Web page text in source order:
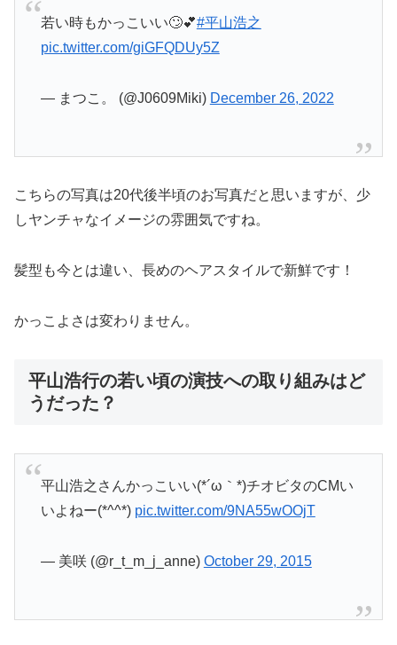
若い時もかっこいい🙄💕#平山浩之
pic.twitter.com/giGFQDUy5Z
— まつこ。 (@J0609Miki) December 26, 2022
こちらの写真は20代後半頃のお写真だと思いますが、少
しヤンチャなイメージの雰囲気ですね。
髪型も今とは違い、長めのヘアスタイルで新鮮です！
かっこよさは変わりません。
平山浩行の若い頃の演技への取り組みはど
うだった？
平山浩之さんかっこいい(*´ω｀*)チオビタのCMい
いよねー(*^^*) pic.twitter.com/9NA55wOOjT
— 美咲 (@r_t_m_j_anne) October 29, 2015